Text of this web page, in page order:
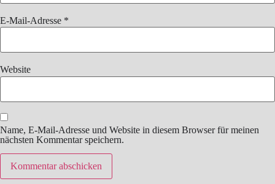
E-Mail-Adresse *
Website
Name, E-Mail-Adresse und Website in diesem Browser für meinen
nächsten Kommentar speichern.